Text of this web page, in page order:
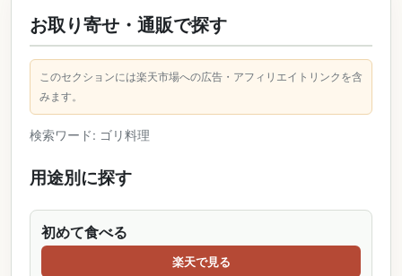
お取り寄せ・通販で探す
このセクションには楽天市場への広告・アフィリエイトリンクを含
みます。
検索ワード: ゴリ料理
用途別に探す
初めて食べる
楽天で見る